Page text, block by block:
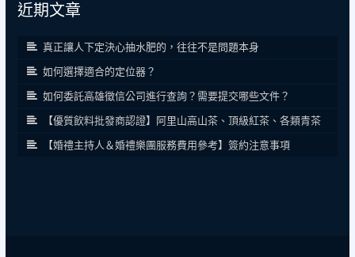
近期文章
真正讓人下定決心抽水肥的，往往不是問題本身
如何選擇適合的定位器？
如何委託高雄徵信公司進行查詢？需要提交哪些文件？
【優質飲料批發商認證】阿里山高山茶、頂級紅茶、各類青茶
【婚禮主持人＆婚禮樂團服務費用參考】簽約注意事項